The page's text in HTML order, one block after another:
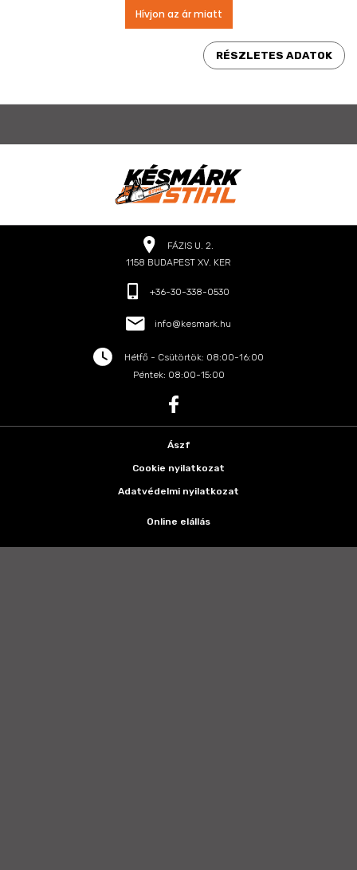
Hívjon az ár miatt
RÉSZLETES ADATOK
FÁZIS U. 2.
1158 BUDAPEST XV. KER
+36-30-338-0530
info@kesmark.hu
Hétfő - Csütörtök: 08:00-16:00
Péntek: 08:00-15:00
Ászf
Cookie nyilatkozat
Adatvédelmi nyilatkozat
Online elállás